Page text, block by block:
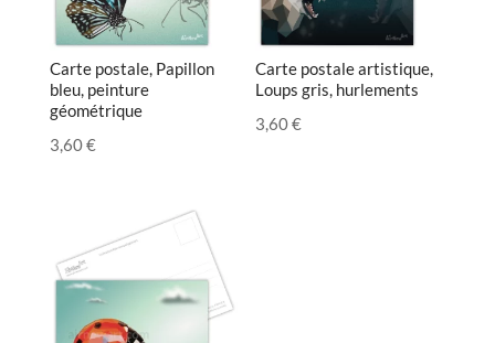
Carte postale, Papillon
bleu, peinture
géométrique
3,60€
Carte postale artistique,
Loups gris, hurlements
3,60€